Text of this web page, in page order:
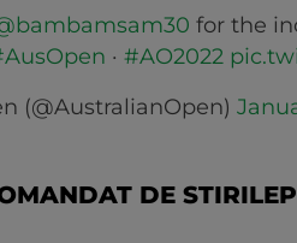
for the
· #AO2022
(@AustralianOpen)
DE